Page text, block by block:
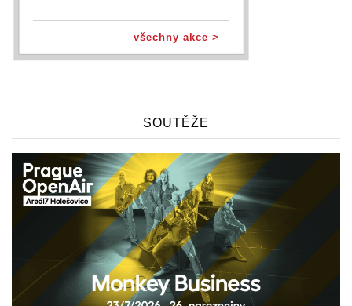
všechny akce >
SOUTĚŽE